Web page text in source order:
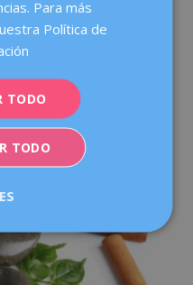
cambia durante todo
por factores como los
la edad. Con la
pueden debilitar
urinaria o
Para más
Política de
TODO
TODO